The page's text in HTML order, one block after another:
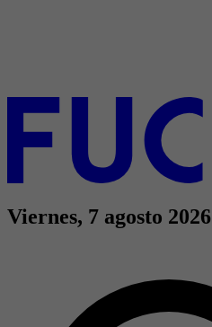
Viernes, 7 agosto 2026